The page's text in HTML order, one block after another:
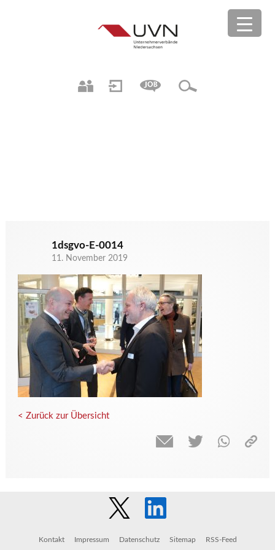
1dsgvo-E-0014
11. November 2019
< Zurück zur Übersicht
Kontakt Impressum Datenschutz Sitemap RSS-Feed